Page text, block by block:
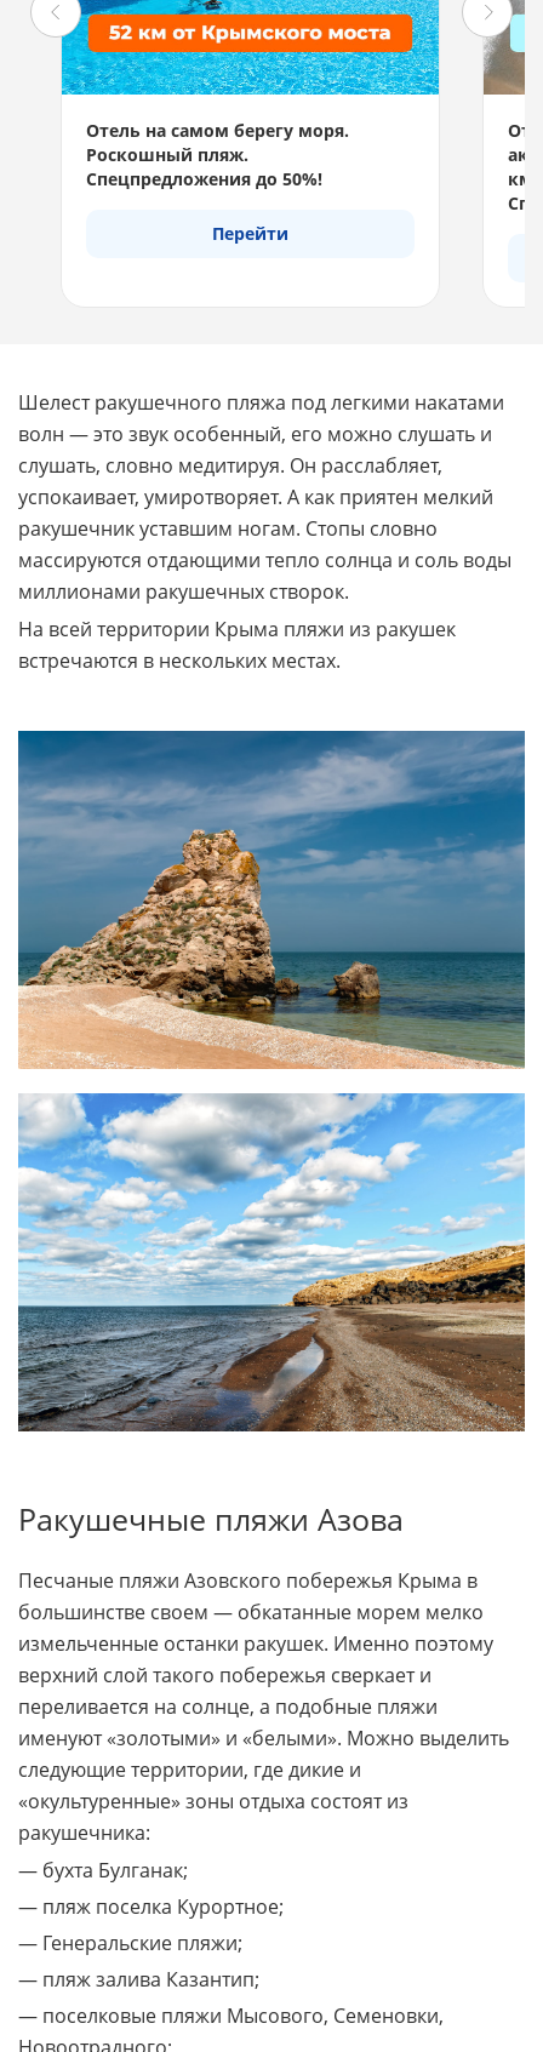
Отель на самом берегу моря.
Роскошный пляж.
Спецпредложения до 50%!
Перейти
км
Шелест ракушечного пляжа под легкими накатами
волн — это звук особенный, его можно слушать и
слушать, словно медитируя. Он расслабляет,
успокаивает, умиротворяет. А как приятен мелкий
ракушечник уставшим ногам. Стопы словно
массируются отдающими тепло солнца и соль воды
миллионами ракушечных створок.
На всей территории Крыма пляжи из ракушек
встречаются в нескольких местах.
Ракушечные пляжи Азова
Песчаные пляжи Азовского побережья Крыма в
большинстве своем — обкатанные морем мелко
измельченные останки ракушек. Именно поэтому
верхний слой такого побережья сверкает и
переливается на солнце, а подобные пляжи
именуют «золотыми» и «белыми». Можно выделить
следующие территории, где дикие и
«окультуренные» зоны отдыха состоят из
ракушечника:
— бухта Булганак;
— пляж поселка Курортное;
— Генеральские пляжи;
— пляж залива Казантип;
— поселковые пляжи Мысового, Семеновки,